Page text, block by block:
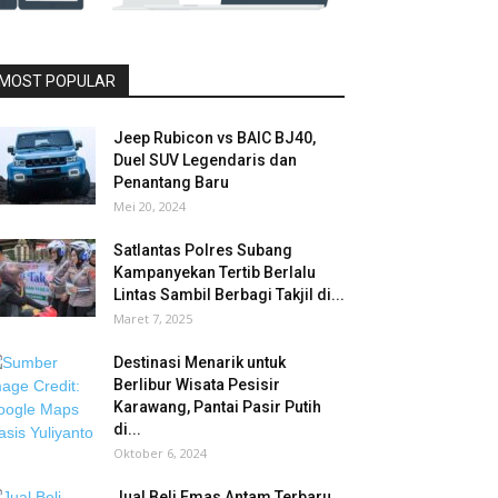
POPULAR
Jeep Rubicon vs BAIC BJ40,
Duel SUV Legendaris dan
Penantang Baru
Mei 20, 2024
Satlantas Polres Subang
Kampanyekan Tertib Berlalu
Lintas Sambil Berbagi Takjil di...
Maret 7, 2025
Destinasi Menarik untuk
Berlibur Wisata Pesisir
Karawang, Pantai Pasir Putih
di...
Oktober 6, 2024